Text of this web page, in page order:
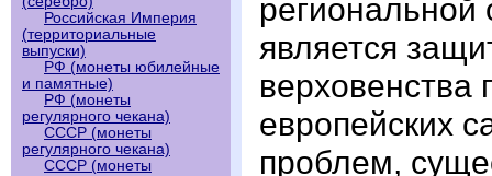
Российская Империя
(территориальные
выпуски)
РФ (монеты юбилейные
и памятные)
РФ (монеты
регулярного чекана)
СССР (монеты
регулярного чекана)
СССР (монеты
региональной
является
верховенства
европейских
проблем,